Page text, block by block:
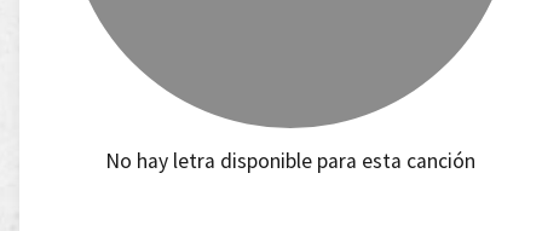
No hay letra disponible para esta canción